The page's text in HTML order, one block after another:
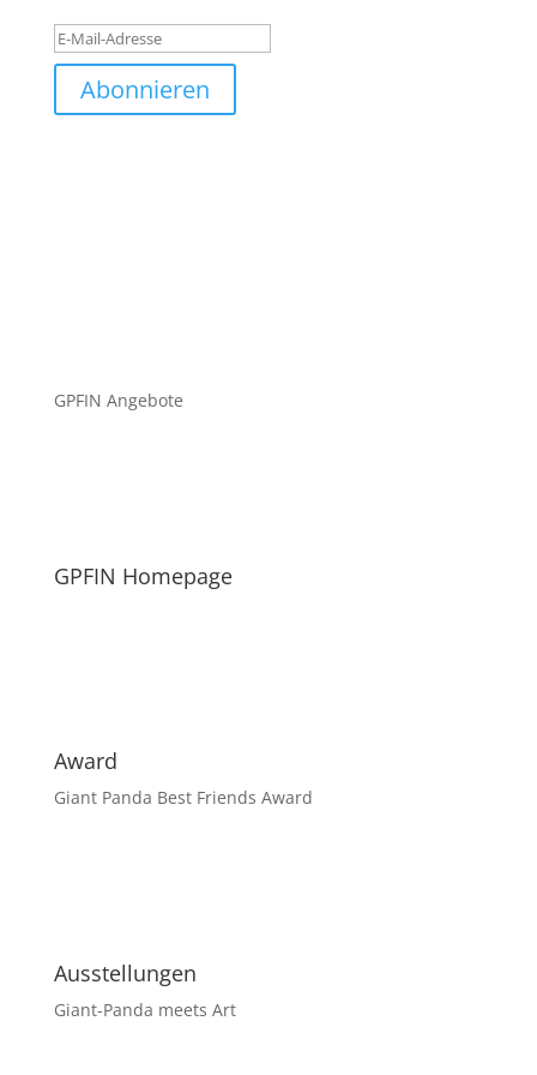
Abonnieren
GPFIN Angebote
GPFIN Homepage
Award
Giant Panda Best Friends Award
Ausstellungen
Giant-Panda meets Art